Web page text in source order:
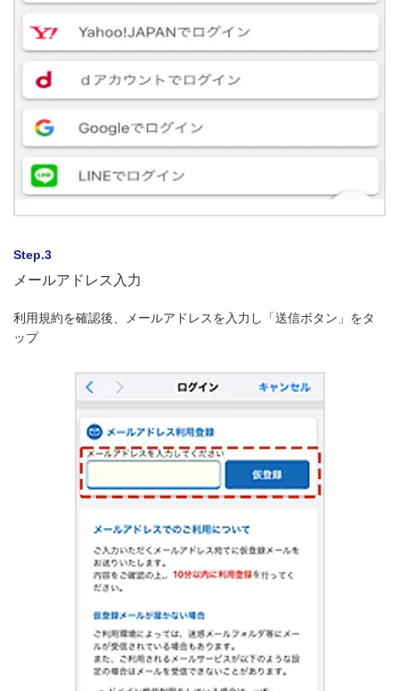
Step.3
メールアドレス入力
利用規約を確認後、メールアドレスを入力し「送信ボタン」をタ
ップ